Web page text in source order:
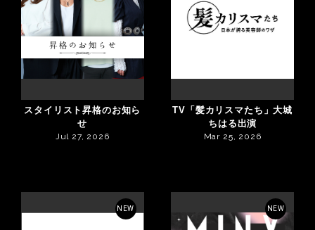
スタイリスト昇格のお知ら
せ
Jul 27, 2026
TV「髪カリスマたち」大城
ちはる出演
Mar 25, 2026
NEW NEW